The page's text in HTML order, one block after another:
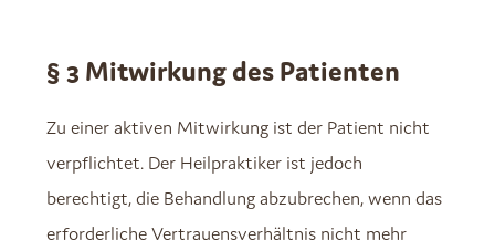
§ 3 Mitwirkung des Patienten
Zu einer aktiven Mitwirkung ist der Patient nicht
verpflichtet. Der Heilpraktiker ist jedoch
berechtigt, die Behandlung abzubrechen, wenn das
erforderliche Vertrauensverhältnis nicht mehr